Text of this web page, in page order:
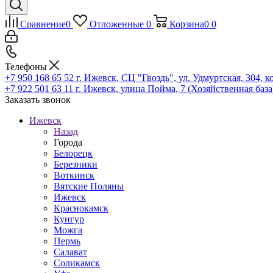
Сравнение0 Отложенные 0 Корзина0 0
Телефоны
+7 950 168 65 52 г. Ижевск, СЦ "Гвоздь", ул. Удмуртская, 304,
+7 922 501 63 11 г. Ижевск, улица Пойма, 7 (Хозяйственная
Заказать звонок
Ижевск
Назад
Города
Белорецк
Березники
Воткинск
Вятские Поляны
Ижевск
Краснокамск
Кунгур
Можга
Пермь
Салават
Соликамск